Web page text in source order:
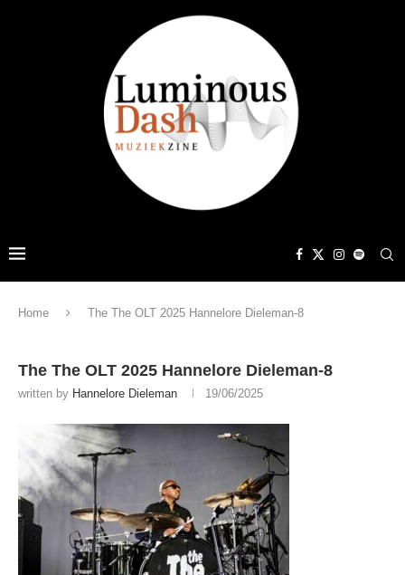
Home The The OLT 2025 Hannelore Dieleman-8
The The OLT 2025 Hannelore Dieleman-8
written by Hannelore Dieleman 19/06/2025